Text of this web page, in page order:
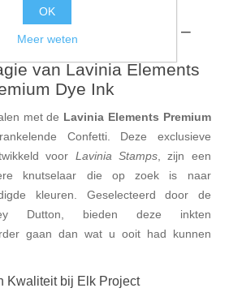
Premium Dye Ink –
van Lavinia Elements
Dye Ink
met de Lavinia Elements Premium
Confetti. Deze exclusieve
voor Lavinia Stamps, zijn een
knutselaar die op zoek is naar
kleuren. Geselecteerd door de
Dutton, bieden deze inkten
gaan dan wat u ooit had kunnen
Kwaliteit bij Elk Project
OK
Meer weten